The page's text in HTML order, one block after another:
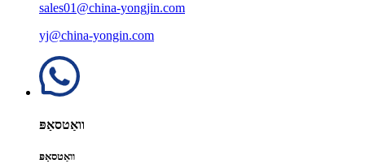
sales01@china-yongjin.com
yj@china-yongin.com
וואַטסאַפּ
וואַטסאַפּ